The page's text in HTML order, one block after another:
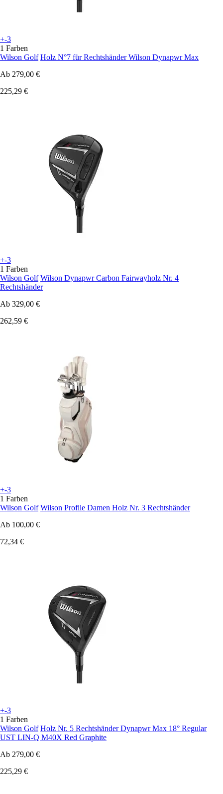
+-3
1 Farben
Wilson Golf Holz N°7 für Rechtshänder Wilson Dynapwr Max
Ab 279,00 €
225,29 €
+-3
1 Farben
Wilson Golf Wilson Dynapwr Carbon Fairwayholz Nr. 4
Rechtshänder
Ab 329,00 €
262,59 €
+-3
1 Farben
Wilson Golf Wilson Profile Damen Holz Nr. 3 Rechtshänder
Ab 100,00 €
72,34 €
+-3
1 Farben
Wilson Golf Holz Nr. 5 Rechtshänder Dynapwr Max 18° Regular
UST LIN-Q M40X Red Graphite
Ab 279,00 €
225,29 €